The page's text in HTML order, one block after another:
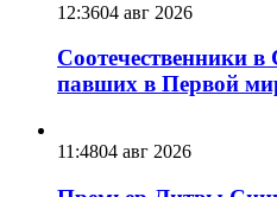
12:3604 авг 2026
Соотечественники
павших в Первой
11:4804 авг 2026